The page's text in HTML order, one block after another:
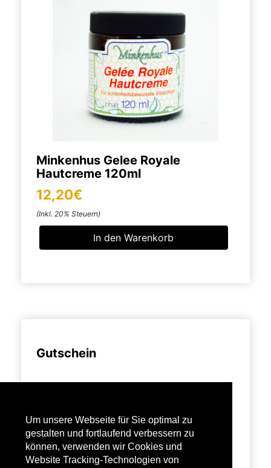
Um unsere Webseite für Sie optimal zu
gestalten und fortlaufend verbessern zu
können, verwenden wir Cookies und
Website Tracking-Technologien von
Minkenhus Gelee Royale
Hautcreme 120ml
12,20€
(Inkl. 20% Steuern)
Gutschein
10,00€